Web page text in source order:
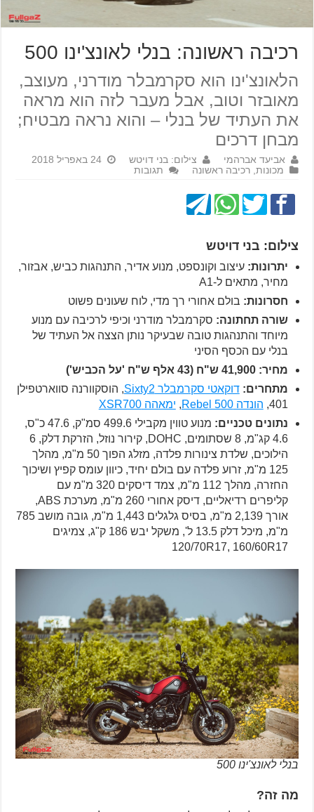
רכיבה ראשונה: בנלי לאונצ'ינו 500
הלאונצ'ינו הוא סקרמבלר מודרני, מעוצב,
מאובזר וטוב, אבל מעבר לזה הוא מראה
את העתיד של בנלי – והוא נראה מבטיח;
מבחן דרכים
אביעד אברהמי צילום: בני דויטש
24 באפריל 2018
מכונות,רכיבה ראשונה תגובות
צילום: בני דויטש
יתרונות: עיצוב וקונספט, מנוע אדיר, התנהגות כביש, אבזור,
מחיר, מתאים ל-A1
חסרונות: בולם אחורי רך מדי, לוח שעונים פשוט
שורה תחתונה: סקרמבלר מודרני וכיפי לרכיבה עם מנוע
מיוחד והתנהגות טובה שבעיקר נותן הצצה אל העתיד של
בנלי עם הכסף הסיני
מחיר: 41,900 ש"ח (43 אלף ש"ח 'על הכביש')
מתחרים: דוקאטי סקרמבלר Sixty2
, הוסקוורנה סווארטפילן
401, הונדה Rebel 500 , ימאהה XSR700
נתונים טכניים:
מנוע טווין מקבילי 499.6 סמ"ק, 47.6 כ"ס,
4.6 קג"מ, 8 שסתומים, DOHC, קירור נוזל, הזרקת דלק, 6
הילוכים, שלדת צינורות פלדה, מזלג הפוך 50 מ"מ, מהלך
125 מ"מ, זרוע פלדה עם בולם יחיד, כיוון עומס קפיץ ושיכוך
החזרה, מהלך 112 מ"מ, צמד דיסקים 320 מ"מ עם
קליפרים רדיאליים, דיסק אחורי 260 מ"מ, מערכת ABS,
אורך 2,139 מ"מ, בסיס גלגלים 1,443 מ"מ, גובה מושב 785
מ"מ, מיכל דלק 13.5 ל', משקל יבש 186 ק"ג, צמיגים
120/70R17, 160/60R17
בנלי לאונצ'ינו 500
מה זה?